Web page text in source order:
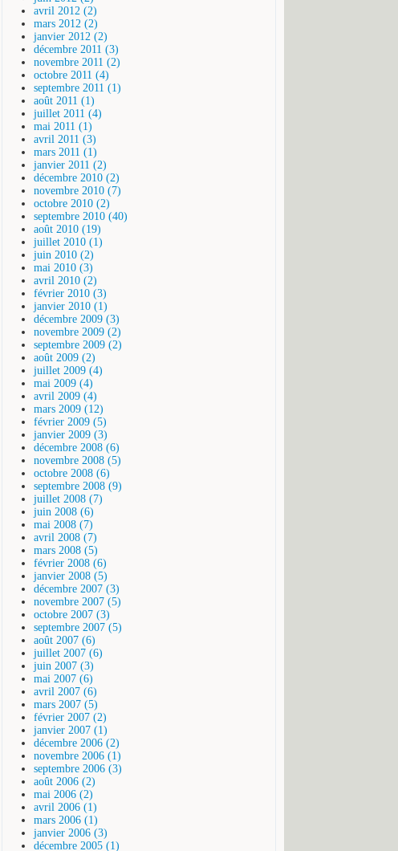
avril 2012 (2)
mars 2012 (2)
janvier 2012 (2)
décembre 2011 (3)
novembre 2011 (2)
octobre 2011 (4)
septembre 2011 (1)
août 2011 (1)
juillet 2011 (4)
mai 2011 (1)
avril 2011 (3)
mars 2011 (1)
janvier 2011 (2)
décembre 2010 (2)
novembre 2010 (7)
octobre 2010 (2)
septembre 2010 (40)
août 2010 (19)
juillet 2010 (1)
juin 2010 (2)
mai 2010 (3)
avril 2010 (2)
février 2010 (3)
janvier 2010 (1)
décembre 2009 (3)
novembre 2009 (2)
septembre 2009 (2)
août 2009 (2)
juillet 2009 (4)
mai 2009 (4)
avril 2009 (4)
mars 2009 (12)
février 2009 (5)
janvier 2009 (3)
décembre 2008 (6)
novembre 2008 (5)
octobre 2008 (6)
septembre 2008 (9)
juillet 2008 (7)
juin 2008 (6)
mai 2008 (7)
avril 2008 (7)
mars 2008 (5)
février 2008 (6)
janvier 2008 (5)
décembre 2007 (3)
novembre 2007 (5)
octobre 2007 (3)
septembre 2007 (5)
août 2007 (6)
juillet 2007 (6)
juin 2007 (3)
mai 2007 (6)
avril 2007 (6)
mars 2007 (5)
février 2007 (2)
janvier 2007 (1)
décembre 2006 (2)
novembre 2006 (1)
septembre 2006 (3)
août 2006 (2)
mai 2006 (2)
avril 2006 (1)
mars 2006 (1)
janvier 2006 (3)
décembre 2005 (1)